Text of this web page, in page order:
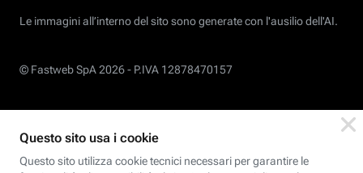
Le immagini all’interno del sito sono generate con l'ausilio dell'AI.
© Fastweb SpA 2026 - P.IVA 12878470157